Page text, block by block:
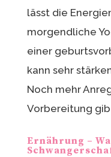
lässt die
morgendliche
einer
kann sehr
Noch mehr
Vorbereitung
Ernährung –